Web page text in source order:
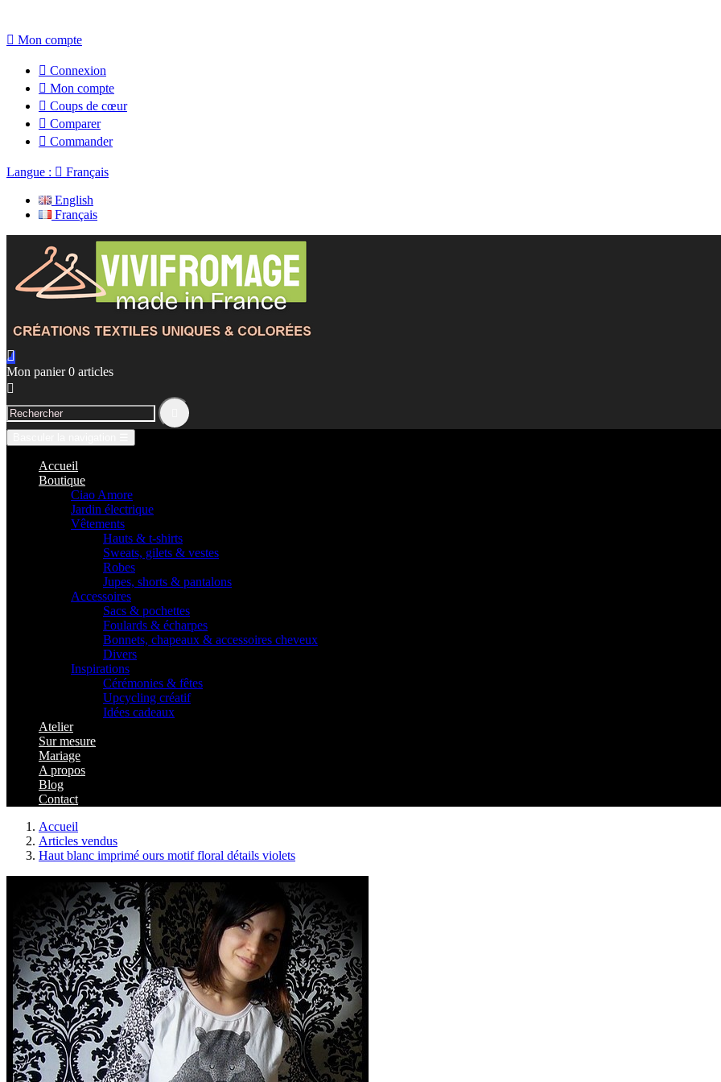
 Mon compte
 Connexion
 Mon compte
 Coups de cœur
 Comparer
 Commander
Langue :  Français
English
Français

Mon panier 0 articles

Accueil
Boutique
Ciao Amore
Jardin électrique
Vêtements
Hauts & t-shirts
Sweats, gilets & vestes
Robes
Jupes, shorts & pantalons
Accessoires
Sacs & pochettes
Foulards & écharpes
Bonnets, chapeaux & accessoires cheveux
Divers
Inspirations
Cérémonies & fêtes
Upcycling créatif
Idées cadeaux
Atelier
Sur mesure
Mariage
A propos
Blog
Contact
Accueil
Articles vendus
Haut blanc imprimé ours motif floral détails violets